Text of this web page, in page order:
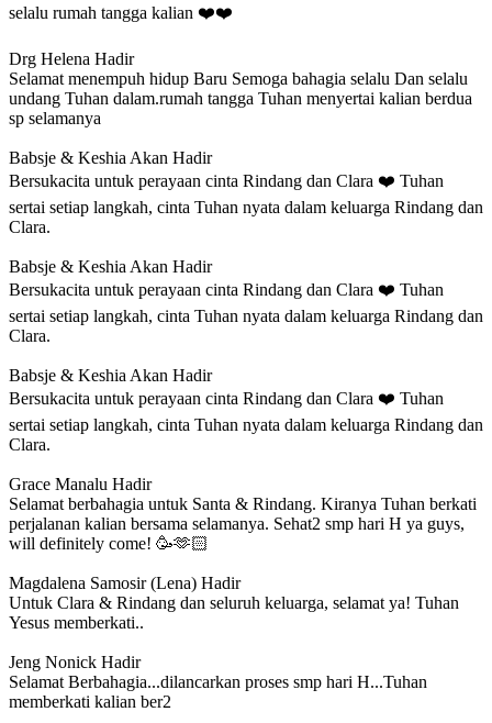
selalu rumah tangga kalian ❤️❤️
Drg Helena Hadir
Selamat menempuh hidup Baru Semoga bahagia selalu Dan selalu
undang Tuhan dalam.rumah tangga Tuhan menyertai kalian berdua
sp selamanya
Babsje & Keshia Akan Hadir
Bersukacita untuk perayaan cinta Rindang dan Clara ❤️ Tuhan
sertai setiap langkah, cinta Tuhan nyata dalam keluarga Rindang dan
Clara.
Babsje & Keshia Akan Hadir
Bersukacita untuk perayaan cinta Rindang dan Clara ❤️ Tuhan
sertai setiap langkah, cinta Tuhan nyata dalam keluarga Rindang dan
Clara.
Babsje & Keshia Akan Hadir
Bersukacita untuk perayaan cinta Rindang dan Clara ❤️ Tuhan
sertai setiap langkah, cinta Tuhan nyata dalam keluarga Rindang dan
Clara.
Grace Manalu Hadir
Selamat berbahagia untuk Santa & Rindang. Kiranya Tuhan berkati
perjalanan kalian bersama selamanya. Sehat2 smp hari H ya guys,
will definitely come! 🥳🫶🏻
Magdalena Samosir (Lena) Hadir
Untuk Clara & Rindang dan seluruh keluarga, selamat ya! Tuhan
Yesus memberkati..
Jeng Nonick Hadir
Selamat Berbahagia...dilancarkan proses smp hari H...Tuhan
memberkati kalian ber2